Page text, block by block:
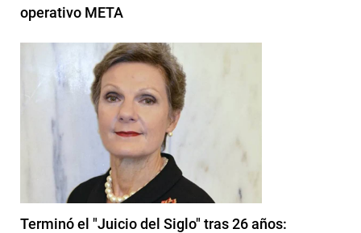
operativo META
Terminó el "Juicio del Siglo" tras 26 años: